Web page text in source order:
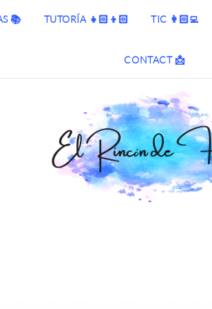
📚 TUTORÍA 👧🏻👦🏻 TIC 👩🏻‍💻
CONTACT 📩